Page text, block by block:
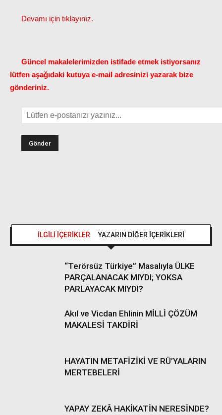
Devamı için tıklayınız.
Güncel makalelerimizden istifade etmek istiyorsanız
lütfen aşağıdaki kutuya e-mail adresinizi yazarak bize
gönderiniz.
İLGİLİ İÇERİKLER YAZARIN DİĞER İÇERİKLERİ
“Terörsüz Türkiye” Masalıyla ÜLKE
PARÇALANACAK MIYDI; YOKSA
PARLAYACAK MIYDI?
Akıl ve Vicdan Ehlinin MİLLİ ÇÖZÜM
MAKALESİ TAKDİRİ
HAYATIN METAFİZİKİ VE RÜ’YALARIN
MERTEBELERİ
YAPAY ZEKÂ HAKİKATİN NERESİNDE?